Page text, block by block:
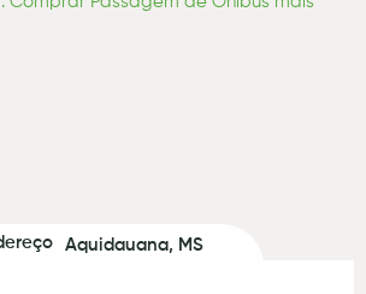
Aquidauana, MS